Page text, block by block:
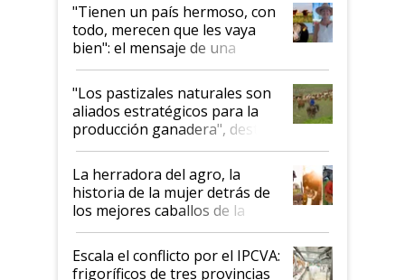
"Tienen un país hermoso, con
todo, merecen que les vaya
bien": el mensaje de una
ganadera uruguaya sobre las
oportunidades que se abren
para el agro en Argentina, con
foco en la carne
"Los pastizales naturales son
aliados estratégicos para la
producción ganadera", destaca
la iniciativa que ya reúne a 46
establecimientos en Argentina
La herradora del agro, la
historia de la mujer detrás de
los mejores caballos de la
Argentina y los mitos que
todavía hacen sufrir a estos
animales: "Mientras me
Escala el conflicto por el IPCVA:
frigoríficos de tres provincias